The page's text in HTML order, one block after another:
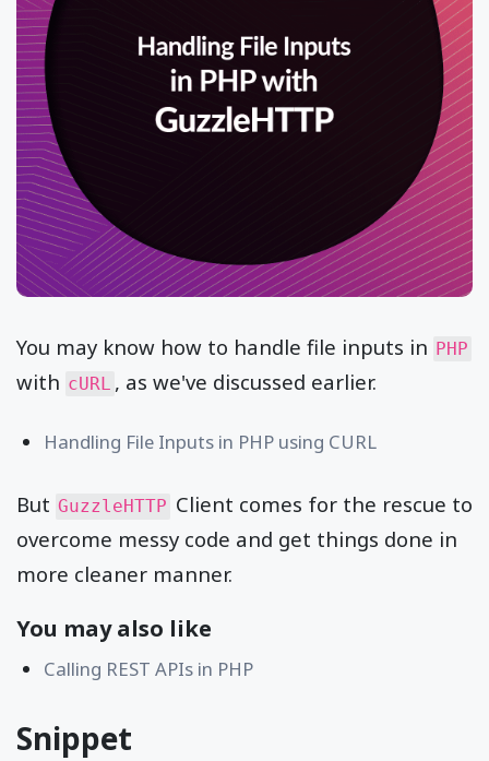
You may know how to handle file inputs in PHP
with cURL , as we've discussed earlier.
Handling File Inputs in PHP using CURL
But GuzzleHTTP Client comes for the rescue to
overcome messy code and get things done in
more cleaner manner.
You may also like
Calling REST APIs in PHP
Snippet